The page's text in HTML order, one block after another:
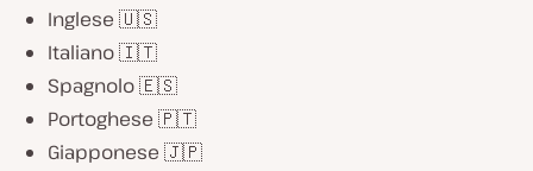
Inglese 🇺🇸
Italiano 🇮🇹
Spagnolo 🇪🇸
Portoghese 🇵🇹
Giapponese 🇯🇵